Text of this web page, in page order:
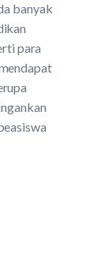
banyak
para